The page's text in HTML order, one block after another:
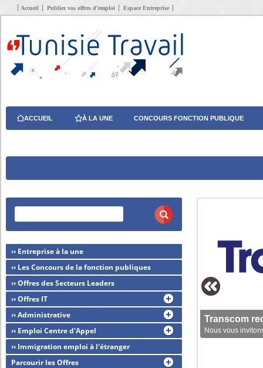
Accueil Publiez vos offres d’emploi Espace Entreprise
ACCUEIL À LA UNE CONCOURS FONCTION PUBLIQUE
Transcom
Nous vous
›› Entreprise à la une
›› Les Concours de la fonction publiques
›› Offres des Secteurs Leaders
›› Offres IT
›› Administrative
›› Emploi Centre d'Appel
›› Immigration emploi à l'étranger
Parcourir les Offres